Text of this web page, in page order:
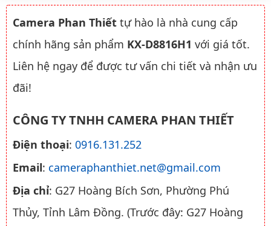
Camera Phan Thiết tự hào là nhà cung cấp
chính hãng sản phẩm KX-D8816H1 với giá tốt.
Liên hệ ngay để được tư vấn chi tiết và nhận ưu
đãi!
CÔNG TY TNHH CAMERA PHAN THIẾT
Điện thoại: 0916.131.252
Email: cameraphanthiet.net@gmail.com
Địa chỉ: G27 Hoàng Bích Sơn, Phường Phú
Thủy, Tỉnh Lâm Đồng. (Trước đây: G27 Hoàng